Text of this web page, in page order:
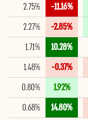
-11.16%
2.75%
-2.85%
2.27%
10.28%
1.71%
-0.37%
1.48%
1.92%
0.80%
14.80%
0.68%